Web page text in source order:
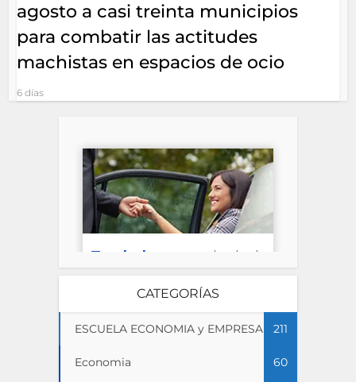
agosto a casi treinta municipios
para combatir las actitudes
machistas en espacios de ocio
6 días
CATEGORÍAS
ESCUELA ECONOMIA y EMPRESA 211
Economia 60